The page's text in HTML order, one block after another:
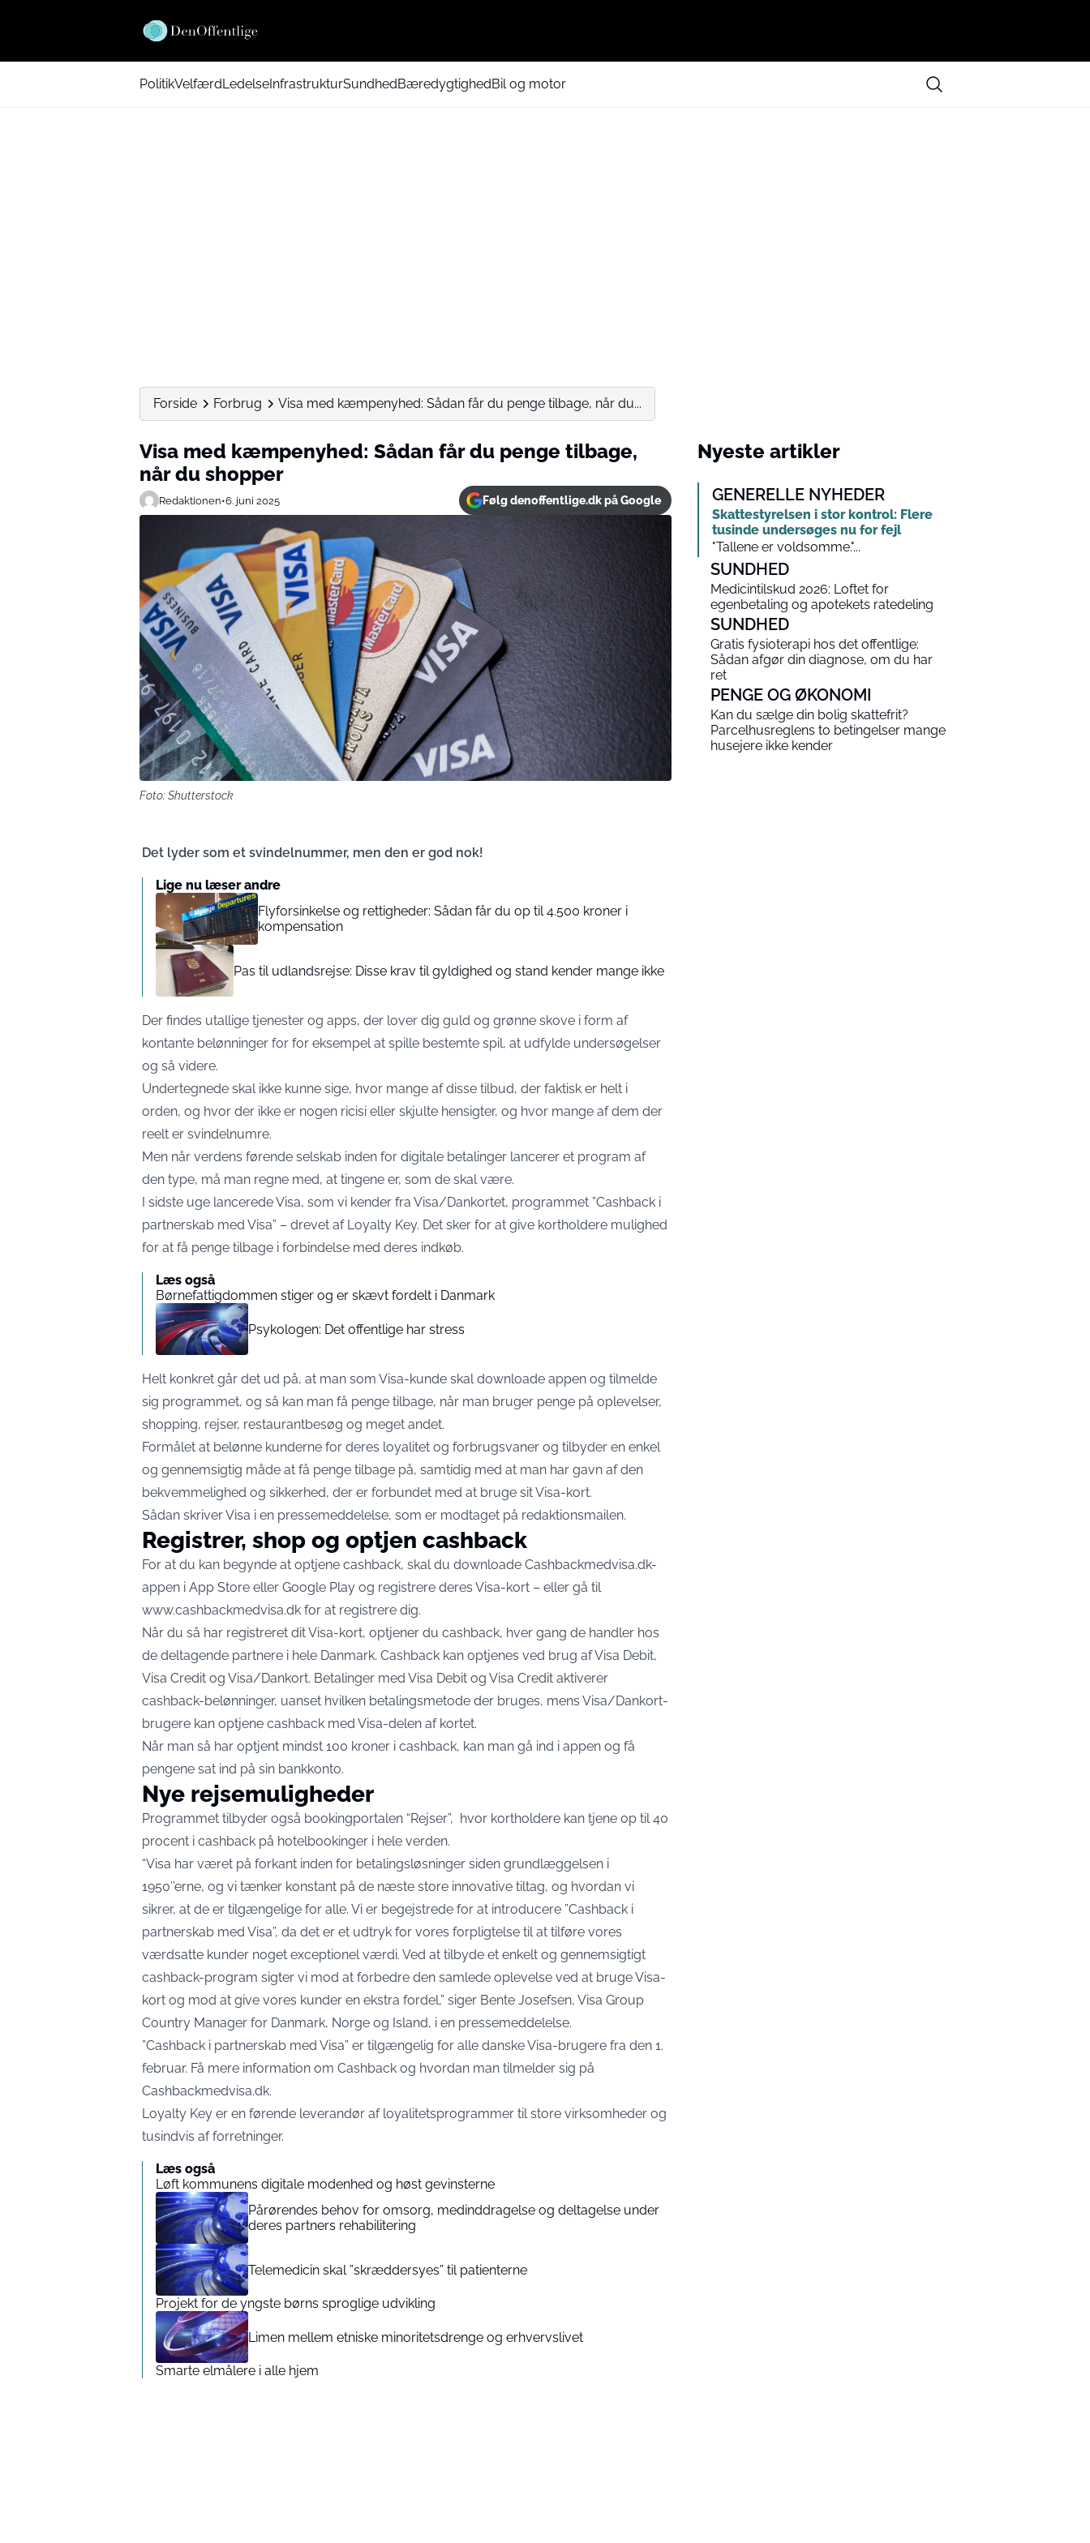
PolitikVelfærdLedelseInfrastrukturSundhedBæredygtighedBil og motor
Forside Forbrug Visa med kæmpenyhed: Sådan får du penge tilbage, når du...
Visa med kæmpenyhed: Sådan får du penge tilbage,
når du shopper
Redaktionen•6. juni 2025 Følg denoffentlige.dk på Google
Foto: Shutterstock
Det lyder som et svindelnummer, men den er god nok!
Lige nu læser andre
Flyforsinkelse og rettigheder: Sådan får du op til 4.500 kroner i
kompensation
Pas til udlandsrejse: Disse krav til gyldighed og stand kender mange ikke
Der findes utallige tjenester og apps, der lover dig guld og grønne skove i form af
kontante belønninger for for eksempel at spille bestemte spil, at udfylde undersøgelser
og så videre.
Undertegnede skal ikke kunne sige, hvor mange af disse tilbud, der faktisk er helt i
orden, og hvor der ikke er nogen ricisi eller skjulte hensigter, og hvor mange af dem der
reelt er svindelnumre.
Men når verdens førende selskab inden for digitale betalinger lancerer et program af
den type, må man regne med, at tingene er, som de skal være.
I sidste uge lancerede Visa, som vi kender fra Visa/Dankortet, programmet ”Cashback i
partnerskab med Visa” – drevet af Loyalty Key. Det sker for at give kortholdere mulighed
for at få penge tilbage i forbindelse med deres indkøb.
Læs også
Børnefattigdommen stiger og er skævt fordelt i Danmark
Psykologen: Det offentlige har stress
Helt konkret går det ud på, at man som Visa-kunde skal downloade appen og tilmelde
sig programmet, og så kan man få penge tilbage, når man bruger penge på oplevelser,
shopping, rejser, restaurantbesøg og meget andet.
Formålet at belønne kunderne for deres loyalitet og forbrugsvaner og tilbyder en enkel
og gennemsigtig måde at få penge tilbage på, samtidig med at man har gavn af den
bekvemmelighed og sikkerhed, der er forbundet med at bruge sit Visa-kort.
Sådan skriver Visa i en pressemeddelelse, som er modtaget på redaktionsmailen.
Registrer, shop og optjen cashback
For at du kan begynde at optjene cashback, skal du downloade Cashbackmedvisa.dk-
appen i App Store eller Google Play og registrere deres Visa-kort – eller gå til
www.cashbackmedvisa.dk for at registrere dig.
Når du så har registreret dit Visa-kort, optjener du cashback, hver gang de handler hos
de deltagende partnere i hele Danmark. Cashback kan optjenes ved brug af Visa Debit,
Visa Credit og Visa/Dankort. Betalinger med Visa Debit og Visa Credit aktiverer
cashback-belønninger, uanset hvilken betalingsmetode der bruges, mens Visa/Dankort-
brugere kan optjene cashback med Visa-delen af kortet.
Når man så har optjent mindst 100 kroner i cashback, kan man gå ind i appen og få
pengene sat ind på sin bankkonto.
Nye rejsemuligheder
Programmet tilbyder også bookingportalen “Rejser”, hvor kortholdere kan tjene op til 40
procent i cashback på hotelbookinger i hele verden.
“Visa har været på forkant inden for betalingsløsninger siden grundlæggelsen i
1950’’erne, og vi tænker konstant på de næste store innovative tiltag, og hvordan vi
sikrer, at de er tilgængelige for alle. Vi er begejstrede for at introducere ”Cashback i
partnerskab med Visa”, da det er et udtryk for vores forpligtelse til at tilføre vores
værdsatte kunder noget exceptionel værdi. Ved at tilbyde et enkelt og gennemsigtigt
cashback-program sigter vi mod at forbedre den samlede oplevelse ved at bruge Visa-
kort og mod at give vores kunder en ekstra fordel,” siger Bente Josefsen, Visa Group
Country Manager for Danmark, Norge og Island, i en pressemeddelelse.
”Cashback i partnerskab med Visa” er tilgængelig for alle danske Visa-brugere fra den 1.
februar. Få mere information om Cashback og hvordan man tilmelder sig på
Cashbackmedvisa.dk.
Loyalty Key er en førende leverandør af loyalitetsprogrammer til store virksomheder og
tusindvis af forretninger.
Læs også
Løft kommunens digitale modenhed og høst gevinsterne
Pårørendes behov for omsorg, medinddragelse og deltagelse under
deres partners rehabilitering
Telemedicin skal ”skræddersyes” til patienterne
Projekt for de yngste børns sproglige udvikling
Limen mellem etniske minoritetsdrenge og erhvervslivet
Smarte elmålere i alle hjem
Nyeste artikler
GENERELLE NYHEDER
Skattestyrelsen i stor kontrol: Flere
tusinde undersøges nu for fejl
"Tallene er voldsomme."...
SUNDHED
Medicintilskud 2026: Loftet for
egenbetaling og apotekets ratedeling
SUNDHED
Gratis fysioterapi hos det offentlige:
Sådan afgør din diagnose, om du har
ret
PENGE OG ØKONOMI
Kan du sælge din bolig skattefrit?
Parcelhusreglens to betingelser mange
husejere ikke kender